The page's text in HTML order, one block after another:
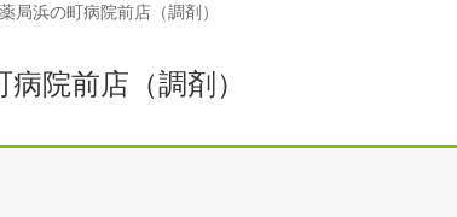
局浜の町病院前店（調剤）
院前店（調剤）